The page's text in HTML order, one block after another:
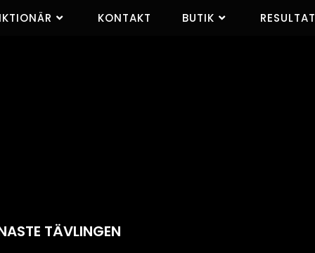
KONTAKT BUTIK RESULTAT
TÄVLINGEN